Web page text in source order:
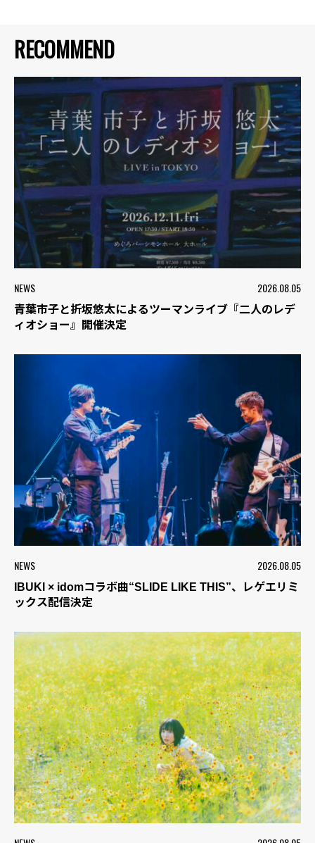
RECOMMEND
NEWS 2026.08.05
青葉市子と折坂悠太によるツーマンライブ『二人のレデ
ィオショー』開催決定
NEWS 2026.08.05
IBUKI × idomコラボ曲“SLIDE LIKE THIS”、レゲエリミ
ックス配信決定